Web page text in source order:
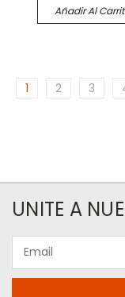
Añadir Al
1 2 3
UNITE A